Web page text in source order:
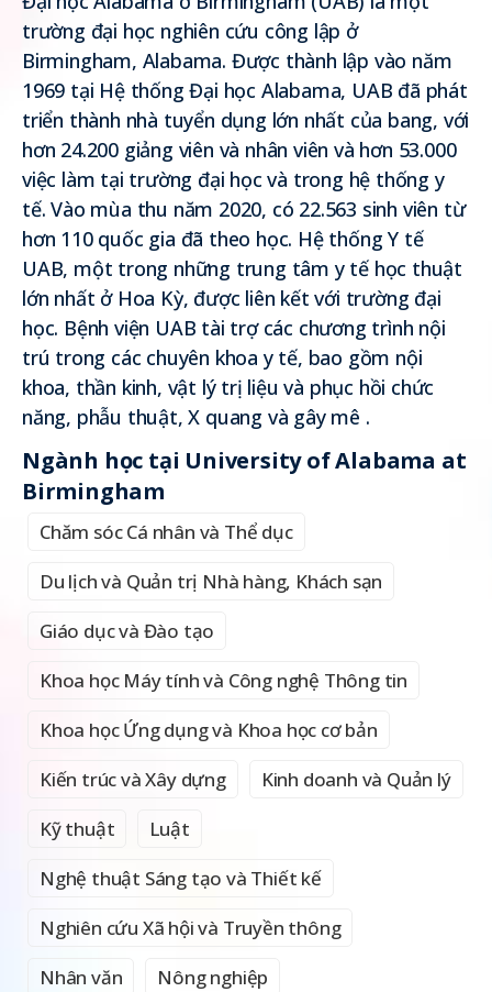
trường đại học nghiên cứu công lập ở
Birmingham, Alabama. Được thành lập vào năm
1969 tại Hệ thống Đại học Alabama, UAB đã phát
triển thành nhà tuyển dụng lớn nhất của bang, với
hơn 24.200 giảng viên và nhân viên và hơn 53.000
việc làm tại trường đại học và trong hệ thống y
tế. Vào mùa thu năm 2020, có 22.563 sinh viên từ
hơn 110 quốc gia đã theo học. Hệ thống Y tế
UAB, một trong những trung tâm y tế học thuật
lớn nhất ở Hoa Kỳ, được liên kết với trường đại
học. Bệnh viện UAB tài trợ các chương trình nội
trú trong các chuyên khoa y tế, bao gồm nội
khoa, thần kinh, vật lý trị liệu và phục hồi chức
năng, phẫu thuật, X quang và gây mê .
Ngành học tại University of Alabama at
Birmingham
Chăm sóc Cá nhân và Thể dục
Du lịch và Quản trị Nhà hàng, Khách sạn
Giáo dục và Đào tạo
Khoa học Máy tính và Công nghệ Thông tin
Khoa học Ứng dụng và Khoa học cơ bản
Kiến trúc và Xây dựng
Kinh doanh và Quản lý
Kỹ thuật
Luật
Nghệ thuật Sáng tạo và Thiết kế
Nghiên cứu Xã hội và Truyền thông
Nhân văn
Nông nghiệp